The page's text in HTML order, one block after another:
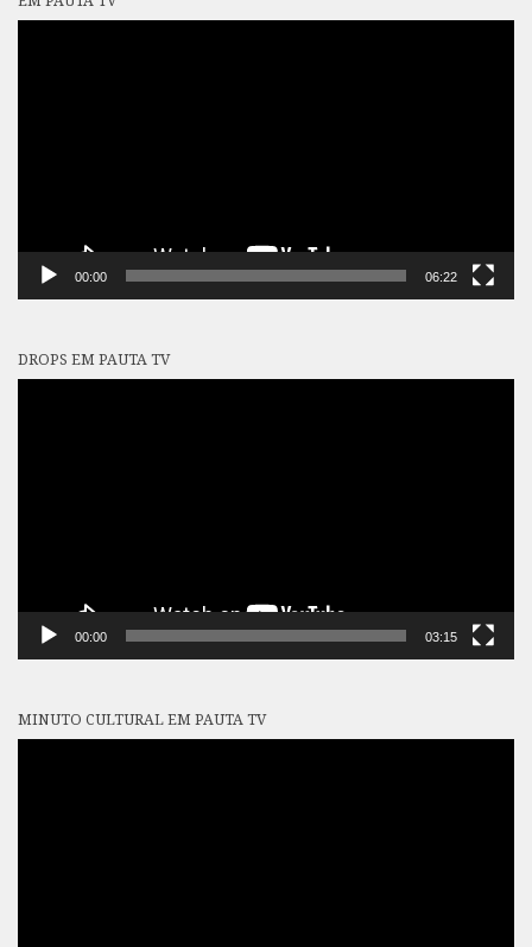
00:00 06:22
DROPS EM PAUTA TV
00:00 03:15
MINUTO CULTURAL EM PAUTA TV